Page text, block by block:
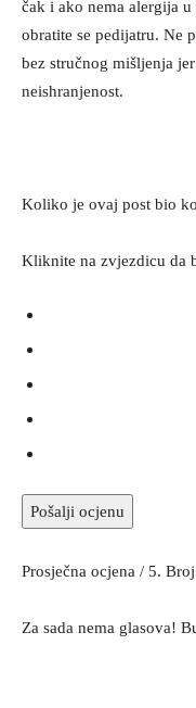
čak i ako nema alergija
obratite se pedijatru. Ne
bez stručnog mišljenja
neishranjenost.
Koliko je ovaj post bio
Kliknite na zvjezdicu da
Pošalji ocjenu
Prosječna ocjena / 5.
Za sada nema glasova!